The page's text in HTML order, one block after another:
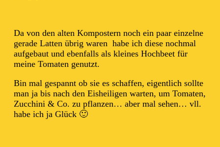
Da von den alten Kompostern noch ein paar einzelne
gerade Latten übrig waren habe ich diese nochmal
aufgebaut und ebenfalls als kleines Hochbeet für
meine Tomaten genutzt.
Bin mal gespannt ob sie es schaffen, eigentlich sollte
man ja bis nach den Eisheiligen warten, um Tomaten,
Zucchini & Co. zu pflanzen… aber mal sehen… vll.
habe ich ja Glück 🙂